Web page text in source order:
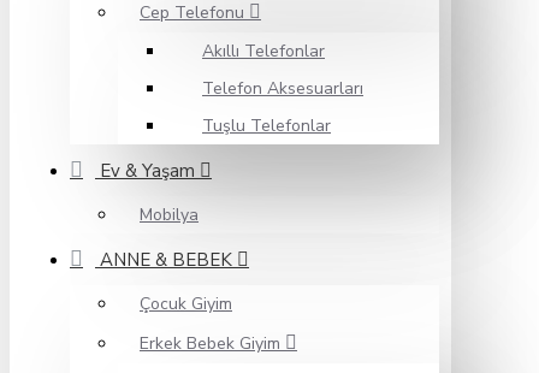
Cep Telefonu
Akıllı Telefonlar
Telefon Aksesuarları
Tuşlu Telefonlar
Ev & Yaşam
Mobilya
ANNE & BEBEK
Çocuk Giyim
Erkek Bebek Giyim